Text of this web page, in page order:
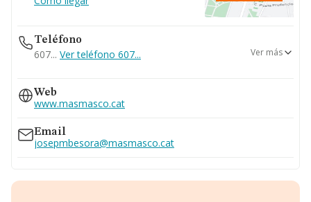
Teléfono
607... Ver teléfono 607...
973550573
973473220
973531442
Ver más
Web
www.masmasco.cat
Email
josepmbesora@masmasco.cat